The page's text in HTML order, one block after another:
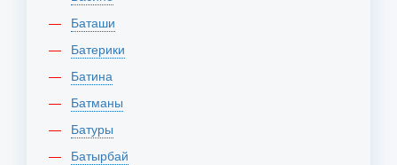
Баташи
Батерики
Батина
Батманы
Батуры
Батырбай